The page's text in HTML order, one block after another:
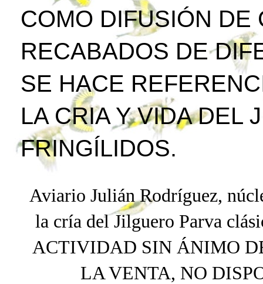
COMO DIFUSIÓN DE
RECABADOS DE
SE HACE
LA CRIA Y VIDA DEL
FRINGÍLIDOS.
Aviario Julián Rodríguez,
la cría del Jilguero Parva
ACTIVIDAD SIN ÁNIMO
LA VENTA, NO